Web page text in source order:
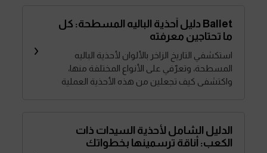
Ballet دليل أحذية الباليه المسطحة: كل
ما تحتاجين معرفته
استكشفي التاريخ الزاخر بالألوان لأحذية الباليه
المسطحة، وتعرّفي على الأنواع المختلفة منها،
واكتشفي كيف تجعلين من هذه الأحذية العملية
الدليل الشامل لأحذية السيدات ذات
الكعب: أناقة ترسمينها بخطواتك